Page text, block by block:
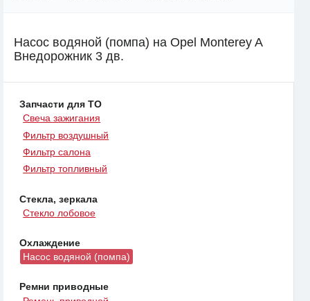
Насос водяной (помпа) на Opel Monterey A
Внедорожник 3 дв.
Запчасти для ТО
Свеча зажигания
Фильтр воздушный
Фильтр салона
Фильтр топливный
Стекла, зеркала
Стекло лобовое
Охлаждение
Насос водяной (помпа)
Ремни приводные